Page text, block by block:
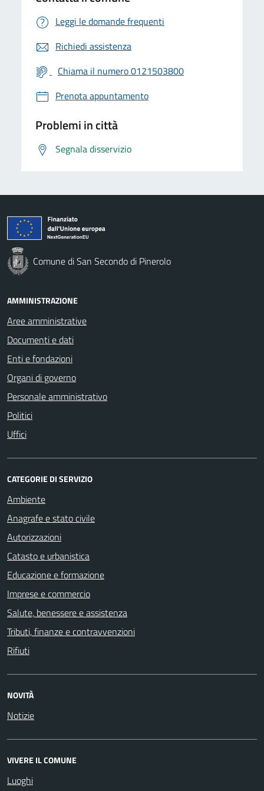
Leggi le domande frequenti
Richiedi assistenza
Chiama il numero 0121503800
Prenota appuntamento
Problemi in città
Segnala disservizio
Comune di San Secondo di Pinerolo
AMMINISTRAZIONE
Aree amministrative
Documenti e dati
Enti e fondazioni
Organi di governo
Personale amministrativo
Politici
Uffici
CATEGORIE DI SERVIZIO
Ambiente
Anagrafe e stato civile
Autorizzazioni
Catasto e urbanistica
Educazione e formazione
Imprese e commercio
Salute, benessere e assistenza
Tributi, finanze e contravvenzioni
Rifiuti
NOVITÀ
Notizie
VIVERE IL COMUNE
Luoghi